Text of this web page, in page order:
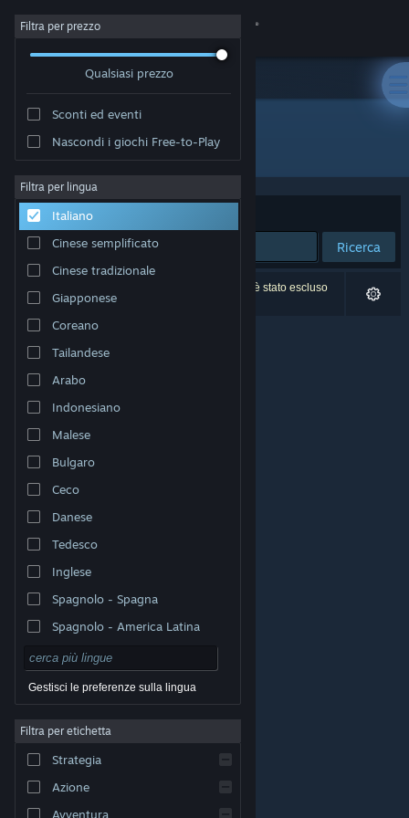
Accedi
Informazioni
Assistenza
Cambia la lingua
Ottieni l'app mobile di Steam
Visualizza il sito web per desktop
appartengono ai rispettivi proprietari negli Stati Uniti e
legali|
Steam| Rimborsi|
Filtra per prezzo
Qualsiasi prezzo
Sconti ed eventi
Nascondi i giochi Free-to-Play
Filtra per lingua
Italiano
Cinese semplificato
Cinese tradizionale
Giapponese
Coreano
Tailandese
Arabo
Indonesiano
Malese
Bulgaro
Ceco
Danese
Tedesco
Inglese
Spagnolo - Spagna
Spagnolo - America Latina
Gestisci le preferenze sulla lingua
Filtra per etichetta
Strategia
Azione
Avventura
Sviluppatore: NIRVANA
Ordina per Rilevanza
Ricerca
0 risultati corrispondono alla tua ricerca. 1 titolo è stato escluso
in base alle tue preferenze.